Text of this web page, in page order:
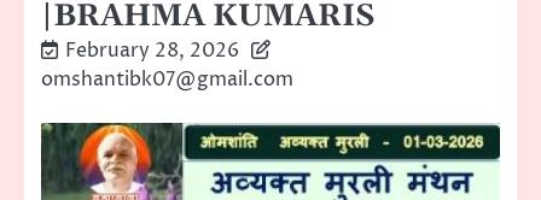
|BRAHMA KUMARIS
February 28, 2026
omshantibk07@gmail.com